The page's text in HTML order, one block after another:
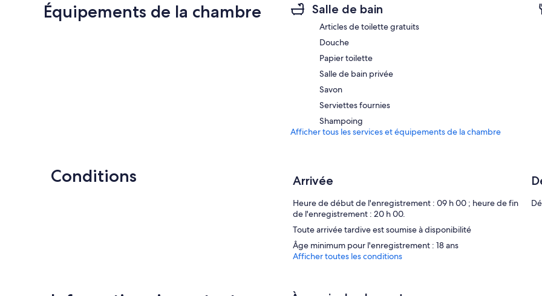
Équipements de la chambre Salle de bain
Articles de toilette gratuits
Douche
Papier toilette
Salle de bain privée
Savon
Serviettes fournies
Shampoing
Afficher tous les services et équipements de la chambre
Conditions Arrivée
Heure de début de l'enregistrement : 09 h 00 ; heure de fin
de l'enregistrement : 20 h 00.
Toute arrivée tardive est soumise à disponibilité
Âge minimum pour l'enregistrement : 18 ans
Afficher toutes les conditions